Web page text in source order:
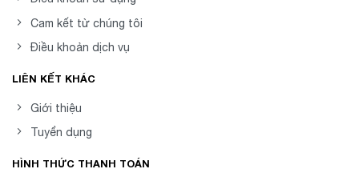
Cam kết từ chúng tôi
Điều khoản dịch vụ
LIÊN KẾT KHÁC
Giới thiệu
Tuyển dụng
HÌNH THỨC THANH TOÁN